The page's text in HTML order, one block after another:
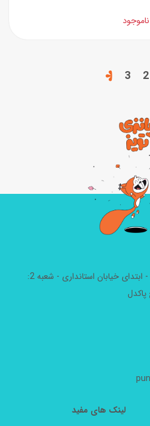
ناموجود
2
3
شعبه مرکزی: کرج - جهانشهر - ابتدای خیابان استانداری - شعبه 2:
لینک های مفید